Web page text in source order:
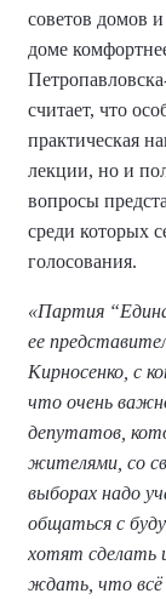
советов домов
доме
считает, что
практическая
лекции, но и
вопросы
среди которых
голосования.
«Партия
ее
Кирносенко, с
что очень
депутатов,
жителями, со
выборах надо
общаться с
хотят сделать
ждать, что всё